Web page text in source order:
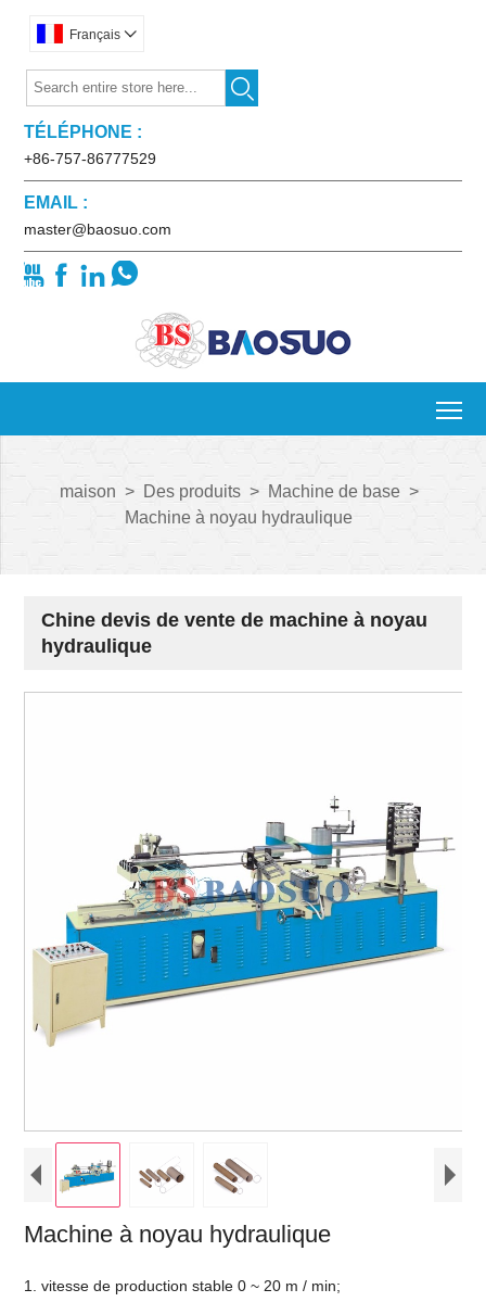
Français 

TÉLÉPHONE :
+86-757-86777529
EMAIL :
master@baosuo.com
   
maison > Des produits > Machine de base >
Machine à noyau hydraulique
Chine devis de vente de machine à noyau
hydraulique
Machine à noyau hydraulique
1. vitesse de production stable 0 ~ 20 m / min;